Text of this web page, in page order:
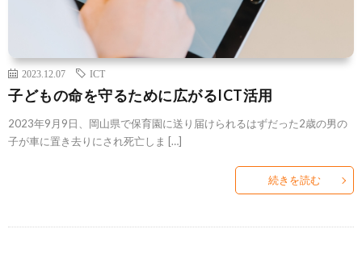
2023.12.07 ICT
子どもの命を守るために広がるICT活用
2023年9月9日、岡山県で保育園に送り届けられるはずだった2歳の男の
子が車に置き去りにされ死亡しま […]
続きを読む